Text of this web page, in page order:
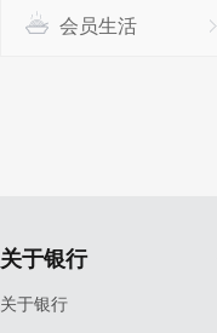
会员生活
关于银行
关于银行